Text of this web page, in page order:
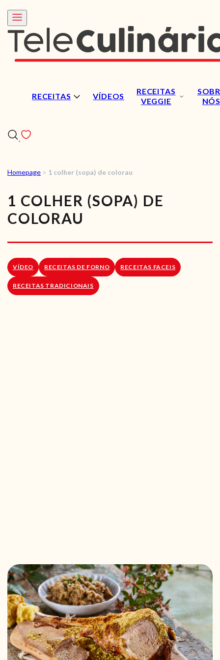
RECEITAS VÍDEOS
RECEITAS
VEGGIE
NÓS
RECEITAS
VÍDEOS
LOJA ONLINE
Homepage > 1 colher (sopa) de colorau
1 COLHER (SOPA) DE
COLORAU
VÍDEO RECEITAS DE FORNO RECEITAS FACEIS
RECEITAS TRADICIONAIS